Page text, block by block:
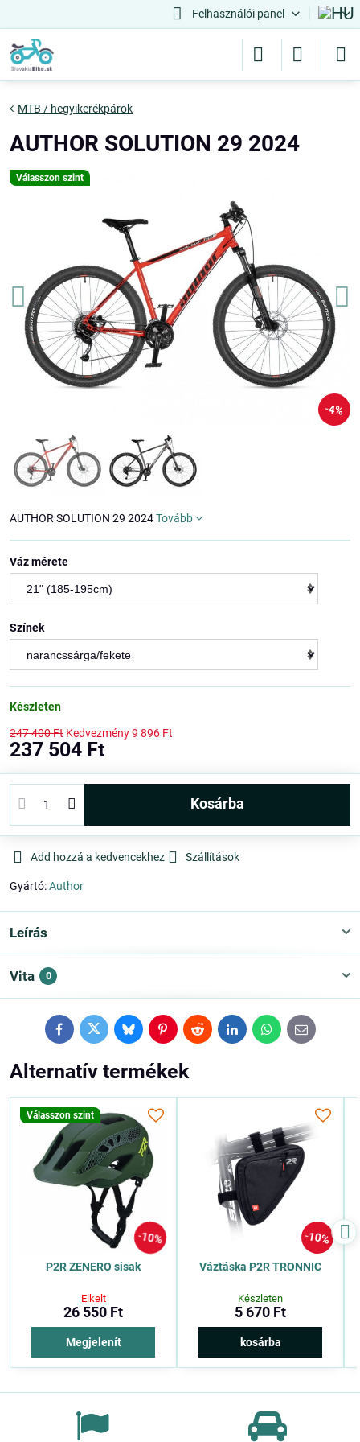
Felhasználói panel
Válasszon szint
4%
MTB / hegyikerékpárok
AUTHOR SOLUTION 29 2024
AUTHOR SOLUTION 29 2024Tovább
Váz mérete
Színek
Készleten
247 400 Ft Kedvezmény9 896 Ft
237 504 Ft
kosárba
Add hozzá a kedvencekhez Szállítások
Gyártó:Author
Leírás
Vita 0
FacebookTwitterBlueskyPinterestRedditLinkedInWhatsApp
E-
mail
Alternatív termékek
10%
Válasszon szint
P2R ZENERO sisak
Elkelt
26 550 Ft
Megjelenít
10%
Váztáska P2R TRONNIC
Készleten
5 670 Ft
kosárba